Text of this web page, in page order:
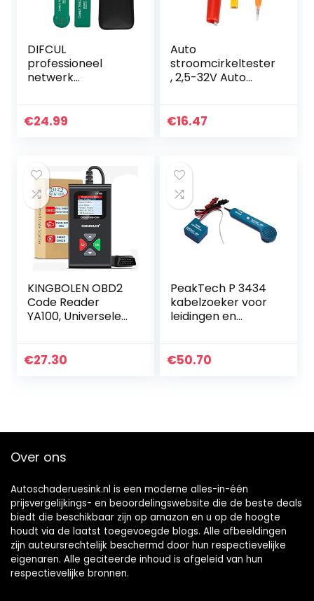
DIFCUL
professioneel
netwerk
breuk slijpen fout
€24.99
Auto
stroomcirkeltester
, 2,5-32V Auto
potlood elektrisch
€16.47
KINGBOLEN OBD2
Code Reader
YA100, Universele
Code Reader &
€27.30
PeakTech P 3434
kabelzoeker voor
leidingen en
doorgangsmeter
€50.70
Over ons
Autoschaderuesink.nl is een moderne alles-in-één
prijsvergelijkings- en beoordelingswebsite die de beste deals
biedt die beschikbaar zijn op amazon en u op de hoogte
houdt via de laatst toegevoegde blogs. Alle afbeeldingen
zijn auteursrechtelijk beschermd door hun respectievelijke
eigenaren. Alle geciteerde inhoud is afgeleid van hun
respectievelijke bronnen.